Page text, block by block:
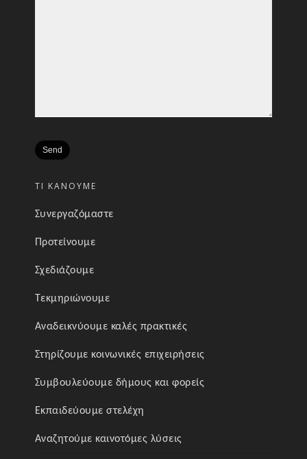
ΤΙ ΚΑΝΟΥΜΕ
Συνεργαζόμαστε
Προτείνουμε
Σχεδιάζουμε
Τεκμηριώνουμε
Αναδεικνύουμε καλές πρακτικές
Στηρίζουμε κοινωνικές επιχειρήσεις
Συμβουλεύουμε δήμους και φορείς
Εκπαιδεύουμε στελέχη
Αναζητούμε καινοτόμες λύσεις